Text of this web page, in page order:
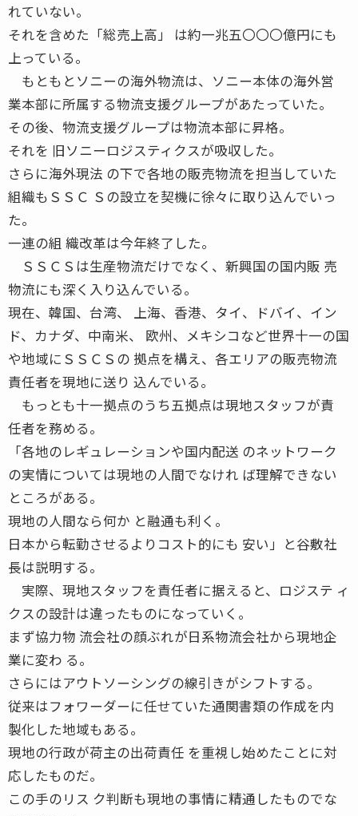
れていない。
それを含めた「総売上高」 は約一兆五〇〇〇億円にも
上っている。
もともとソニーの海外物流は、ソニー本体の海外営
業本部に所属する物流支援グループがあたっていた。
その後、物流支援グループは物流本部に昇格。
それを 旧ソニーロジスティクスが吸収した。
さらに海外現法 の下で各地の販売物流を担当していた
組織もＳＳＣ Ｓの設立を契機に徐々に取り込んでいっ
た。
一連の組 織改革は今年終了した。
ＳＳＣＳは生産物流だけでなく、新興国の国内販 売
物流にも深く入り込んでいる。
現在、韓国、台湾、 上海、香港、タイ、ドバイ、イン
ド、カナダ、中南米、 欧州、メキシコなど世界十一の国
や地域にＳＳＣＳの 拠点を構え、各エリアの販売物流
責任者を現地に送り 込んでいる。
もっとも十一拠点のうち五拠点は現地スタッフが責
任者を務める。
「各地のレギュレーションや国内配送 のネットワーク
の実情については現地の人間でなけれ ば理解できない
ところがある。
現地の人間なら何か と融通も利く。
日本から転勤させるよりコスト的にも 安い」と谷敷社
長は説明する。
実際、現地スタッフを責任者に据えると、ロジステ ィ
クスの設計は違ったものになっていく。
まず協力物 流会社の顔ぶれが日系物流会社から現地企
業に変わ る。
さらにはアウトソーシングの線引きがシフトする。
従来はフォワーダーに任せていた通関書類の作成を内
製化した地域もある。
現地の行政が荷主の出荷責任 を重視し始めたことに対
応したものだ。
この手のリス ク判断も現地の事情に精通したものでな